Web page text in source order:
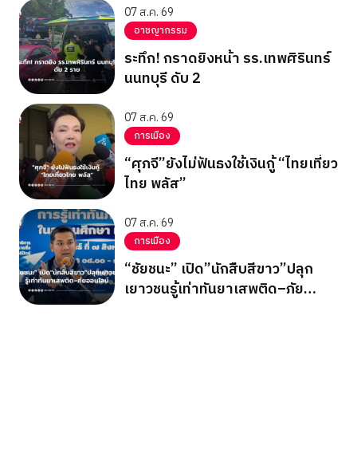
สุดท้าย
07 ส.ค. 69
อาชญากรรม
ระทึก! กราดยิงหน้า รร.เทพศิรินทร์
นนทบุรี ดับ 2
07 ส.ค. 69
การเมือง
“ศุภจี”ยังไม่ฟันธงใช้เงินกู้ “ไทยเที่ยว
ไทย พลัส”
07 ส.ค. 69
การเมือง
“ชัยชนะ” เปิด”นักสืบสีขาว”ปลุก
เยาวชนรู้เท่าทันยาเสพติด–ภัย